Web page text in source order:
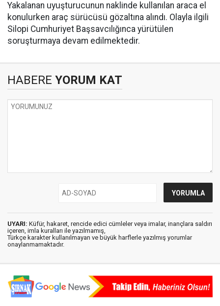
Yakalanan uyuşturucunun naklinde kullanılan araca el
konulurken araç sürücüsü gözaltına alındı. Olayla ilgili
Silopi Cumhuriyet Başsavcılığınca yürütülen
soruşturmaya devam edilmektedir.
HABERE YORUM KAT
UYARI: Küfür, hakaret, rencide edici cümleler veya imalar, inançlara saldırı
içeren, imla kuralları ile yazılmamış,
Türkçe karakter kullanılmayan ve büyük harflerle yazılmış yorumlar
onaylanmamaktadır.